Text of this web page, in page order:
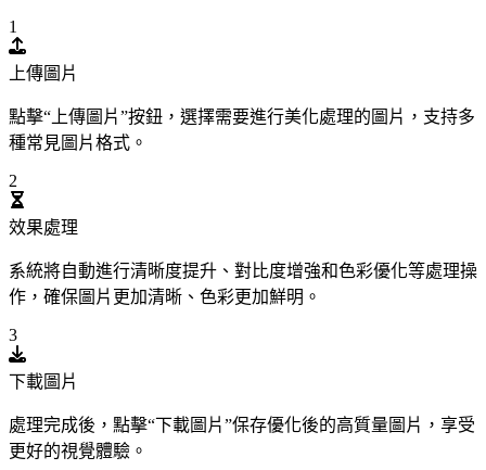
1
上傳圖片
點擊“上傳圖片”按鈕，選擇需要進行美化處理的圖片，支持多
種常見圖片格式。
2
效果處理
系統將自動進行清晰度提升、對比度增強和色彩優化等處理操
作，確保圖片更加清晰、色彩更加鮮明。
3
下載圖片
處理完成後，點擊“下載圖片”保存優化後的高質量圖片，享受
更好的視覺體驗。